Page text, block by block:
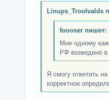
Linups_Troolvalds
foooser пишет:
Мне одному
РФ возведено в
Я смогу ответить
корректное